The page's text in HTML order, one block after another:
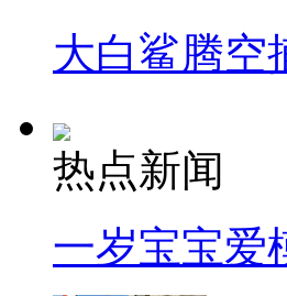
大白鲨腾空
热点新闻
一岁宝宝爱